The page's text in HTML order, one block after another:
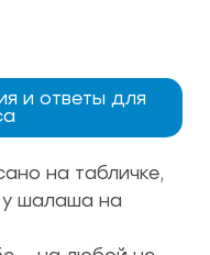
и ответы для
на табличке,
у шалаша на